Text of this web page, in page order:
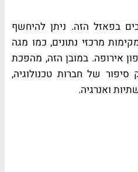
בפאזל הזה. ניתן להיחשף
מרכזי נתונים, כמו מגה
אירופה. במובן הזה, מהפכת
של חברות טכנולוגיה,
ואנרגיה.